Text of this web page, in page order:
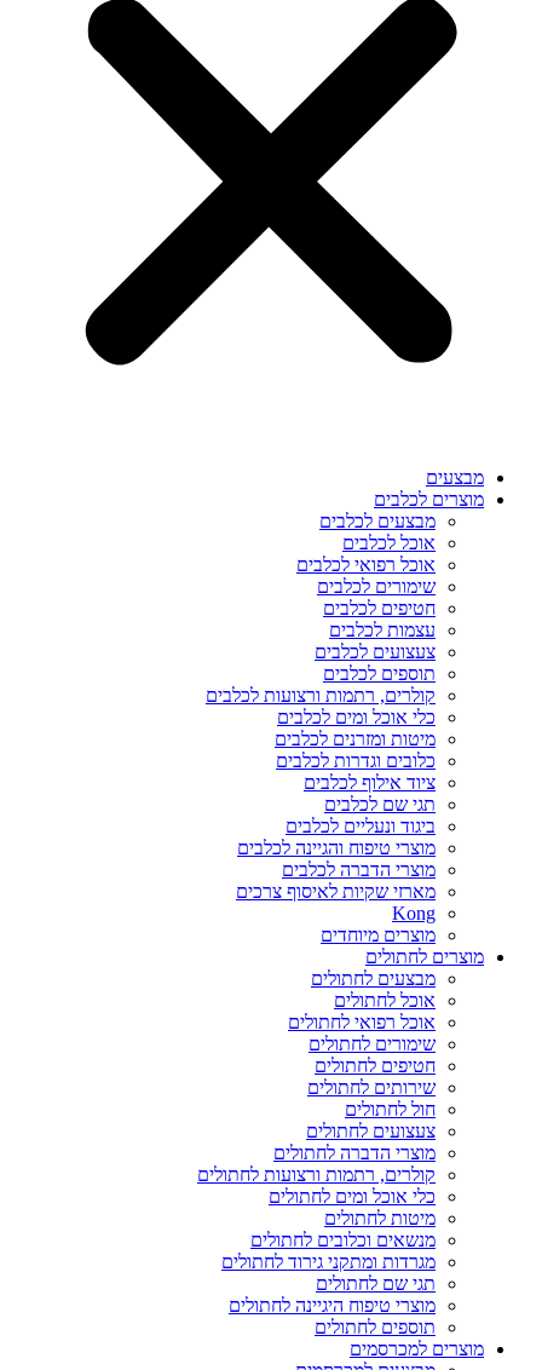
מבצעים
מוצרים לכלבים
מבצעים לכלבים
אוכל לכלבים
אוכל רפואי לכלבים
שימורים לכלבים
חטיפים לכלבים
עצמות לכלבים
צעצועים לכלבים
תוספים לכלבים
קולרים, רתמות ורצועות לכלבים
כלי אוכל ומים לכלבים
מיטות ומזרנים לכלבים
כלובים וגדרות לכלבים
ציוד אילוף לכלבים
תגי שם לכלבים
ביגוד ונעליים לכלבים
מוצרי טיפוח והגיינה לכלבים
מוצרי הדברה לכלבים
מארזי שקיות לאיסוף צרכים
Kong
מוצרים מיוחדים
מוצרים לחתולים
מבצעים לחתולים
אוכל לחתולים
אוכל רפואי לחתולים
שימורים לחתולים
חטיפים לחתולים
שירותים לחתולים
חול לחתולים
צעצועים לחתולים
מוצרי הדברה לחתולים
קולרים, רתמות ורצועות לחתולים
כלי אוכל ומים לחתולים
מיטות לחתולים
מנשאים וכלובים לחתולים
מגרדות ומתקני גירוד לחתולים
תגי שם לחתולים
מוצרי טיפוח היגיינה לחתולים
תוספים לחתולים
מוצרים למכרסמים